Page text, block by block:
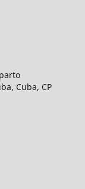
Cuba, CP